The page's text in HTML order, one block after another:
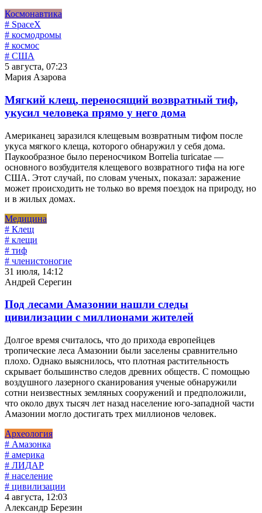
Космонавтика
# SpaceX
# космодромы
# космос
# США
5 августа, 07:23
Мария Азарова
Мягкий клещ, переносящий возвратный тиф,
укусил человека прямо у него дома
Американец заразился клещевым возвратным тифом после
укуса мягкого клеща, которого обнаружил у себя дома.
Паукообразное было переносчиком Borrelia turicatae —
основного возбудителя клещевого возвратного тифа на юге
США. Этот случай, по словам ученых, показал: заражение
может происходить не только во время поездок на природу, но
и в жилых домах.
Медицина
# Клещ
# клещи
# тиф
# членистоногие
31 июля, 14:12
Андрей Серегин
Под лесами Амазонии нашли следы
цивилизации с миллионами жителей
Долгое время считалось, что до прихода европейцев
тропические леса Амазонии были заселены сравнительно
плохо. Однако выяснилось, что плотная растительность
скрывает большинство следов древних обществ. С помощью
воздушного лазерного сканирования ученые обнаружили
сотни неизвестных земляных сооружений и предположили,
что около двух тысяч лет назад население юго-западной части
Амазонии могло достигать трех миллионов человек.
Археология
# Амазонка
# америка
# ЛИДАР
# население
# цивилизации
4 августа, 12:03
Александр Березин